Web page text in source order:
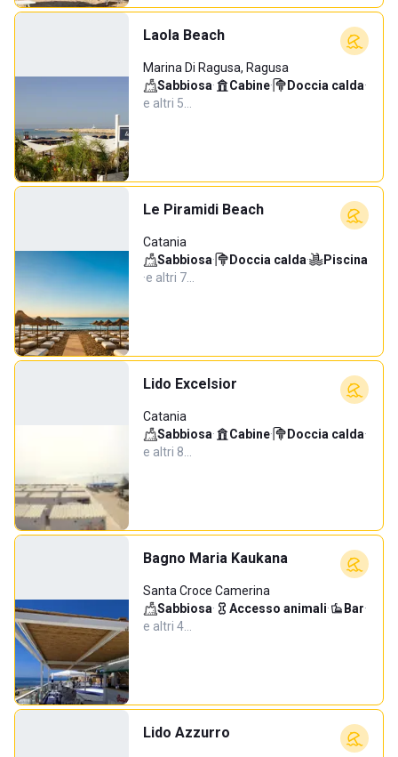
Laola Beach
Marina Di Ragusa, Ragusa
Sabbiosa· Cabine· Doccia calda·
e altri 5…
Le Piramidi Beach
Catania
Sabbiosa· Doccia calda·
Piscina
·e altri 7…
Lido Excelsior
Catania
Sabbiosa· Cabine· Doccia calda·
e altri 8…
Bagno Maria Kaukana
Santa Croce Camerina
Sabbiosa· Accesso animali· Bar·
e altri 4…
Lido Azzurro